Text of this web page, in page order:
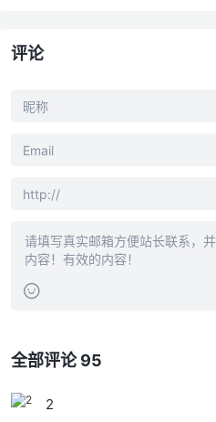
评论
全部评论 95
2